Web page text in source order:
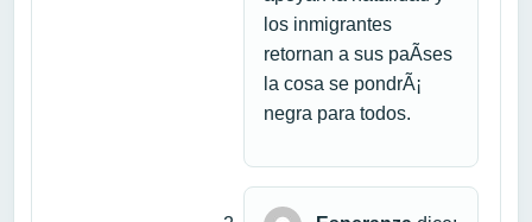
los inmigrantes
retornan a sus paÃ­ses
la cosa se pondrÃ¡
negra para todos.